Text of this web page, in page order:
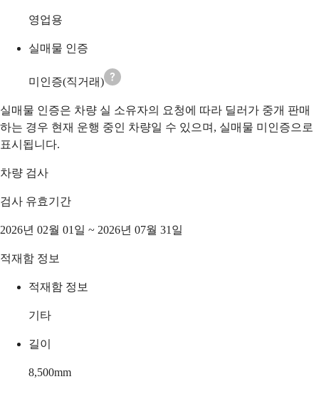
영업용
실매물 인증
미인증(직거래)
실매물 인증은 차량 실 소유자의 요청에 따라 딜러가 중개 판매
하는 경우 현재 운행 중인 차량일 수 있으며, 실매물 미인증으로
표시됩니다.
차량 검사
검사 유효기간
2026년 02월 01일 ~ 2026년 07월 31일
적재함 정보
적재함 정보
기타
길이
8,500mm